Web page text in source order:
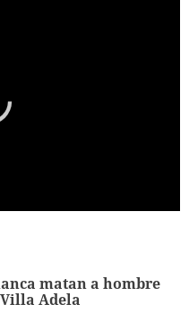
matan a hombre
Adela